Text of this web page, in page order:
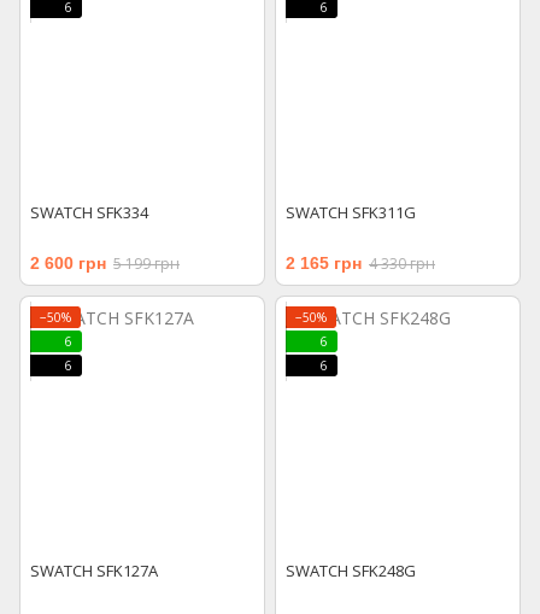
6
SWATCH SFK334
2 600 грн 5 199 грн
6
SWATCH SFK311G
2 165 грн 4 330 грн
−50%
6
6
SWATCH SFK127A
−50%
6
6
SWATCH SFK248G